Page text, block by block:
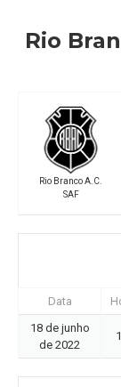
Rio
Rio Branco A.C.
SAF
Data
18 de junho
de 2022